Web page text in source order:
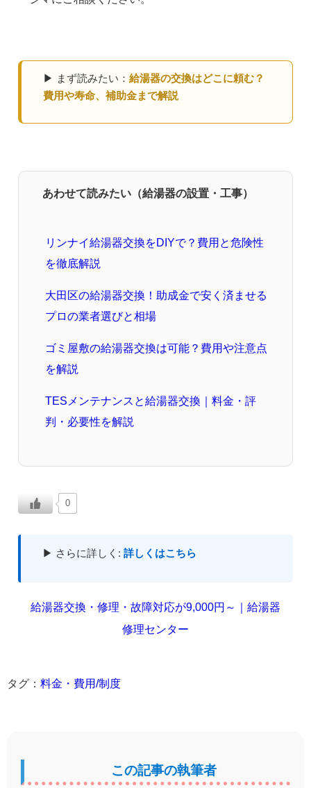
▶ まず読みたい： 給湯器の交換はどこに頼む？
費用や寿命、補助金まで解説
あわせて読みたい（給湯器の設置・工事）
リンナイ給湯器交換をDIYで？費用と危険性
を徹底解説
大田区の給湯器交換！助成金で安く済ませる
プロの業者選びと相場
ゴミ屋敷の給湯器交換は可能？費用や注意点
を解説
TESメンテナンスと給湯器交換｜料金・評
判・必要性を解説
0
▶ さらに詳しく: 詳しくはこちら
給湯器交換・修理・故障対応が9,000円～｜給湯器
修理センター
タグ： 料金・費用/制度
この記事の執筆者